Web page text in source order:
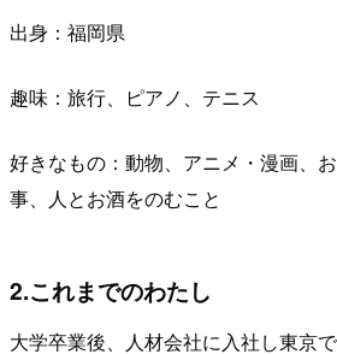
出身：福岡県
趣味：旅行、ピアノ、テニス
好きなもの：動物、アニメ・漫画、
事、人とお酒をのむこと
2.これまでのわたし
大学卒業後、人材会社に入社し東京